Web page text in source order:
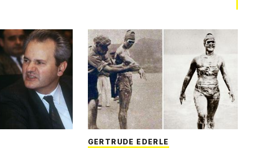
GERTRUDE EDERLE